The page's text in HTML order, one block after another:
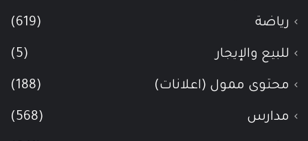
رياضة (619)
للبيع والإيجار (5)
محتوى ممول (اعلانات) (188)
مدارس (568)